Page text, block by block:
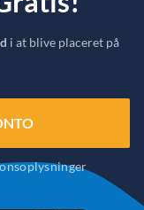
i at blive placeret på